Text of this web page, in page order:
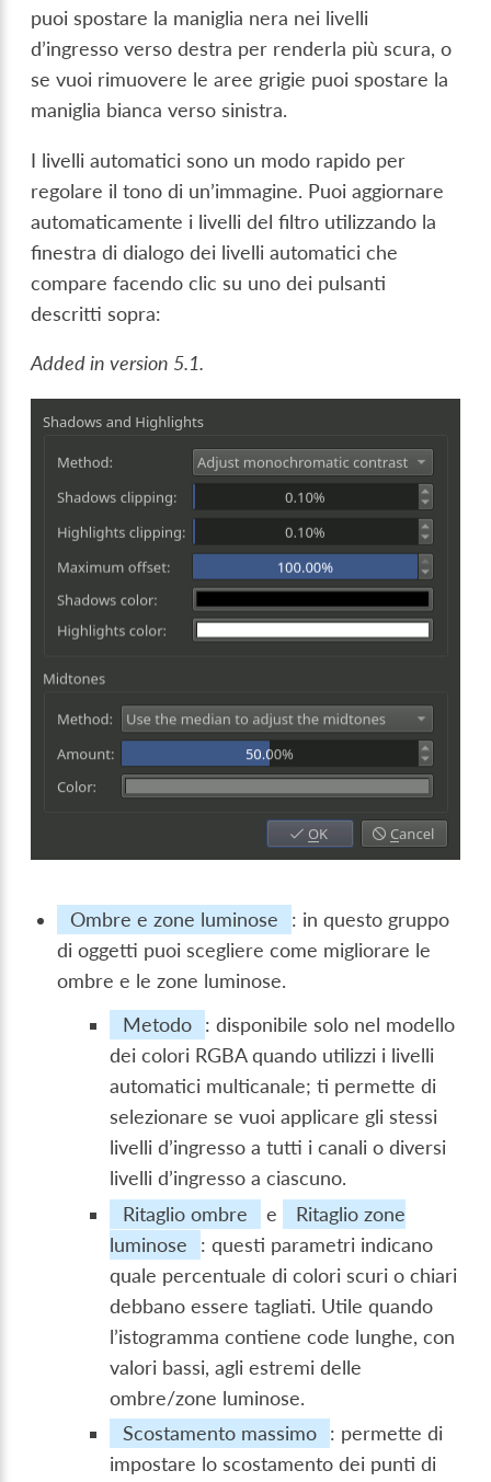
puoi spostare la maniglia nera nei livelli
d’ingresso verso destra per renderla più scura, o
se vuoi rimuovere le aree grigie puoi spostare la
maniglia bianca verso sinistra.
I livelli automatici sono un modo rapido per
regolare il tono di un’immagine. Puoi aggiornare
automaticamente i livelli del filtro utilizzando la
finestra di dialogo dei livelli automatici che
compare facendo clic su uno dei pulsanti
descritti sopra:
Added in version 5.1.
Ombre e zone luminose
: in questo gruppo
di oggetti puoi scegliere come migliorare le
ombre e le zone luminose.
Metodo
: disponibile solo nel modello
dei colori RGBA quando utilizzi i livelli
automatici multicanale; ti permette di
selezionare se vuoi applicare gli stessi
livelli d’ingresso a tutti i canali o diversi
livelli d’ingresso a ciascuno.
Ritaglio ombre
e
Ritaglio zone
luminose
: questi parametri indicano
quale percentuale di colori scuri o chiari
debbano essere tagliati. Utile quando
l’istogramma contiene code lunghe, con
valori bassi, agli estremi delle
ombre/zone luminose.
Scostamento massimo
: permette di
impostare lo scostamento dei punti di